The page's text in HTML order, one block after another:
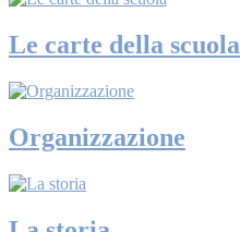
Le carte della scuola
Organizzazione